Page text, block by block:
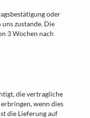
oder
zustande. Die
3 Wochen nach
die vertragliche
wenn dies
die Lieferung auf